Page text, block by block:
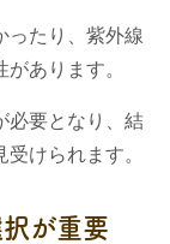
ったり、紫外線
あります。
必要となり、結
けられます。
が重要